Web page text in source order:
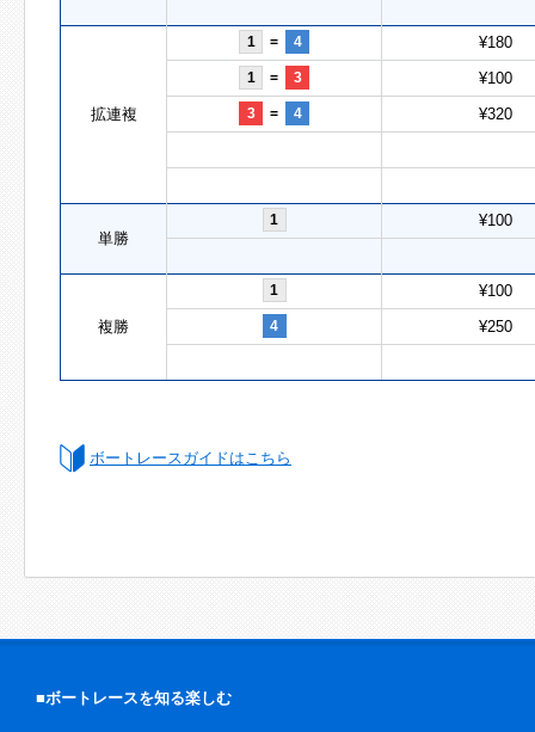
拡連複
1 = 4 ¥180
1 = 3 ¥100
3 = 4 ¥320
単勝
1 ¥100
複勝
1 ¥100
4 ¥250
ボートレースガイドはこちら
■ボートレースを知る楽しむ